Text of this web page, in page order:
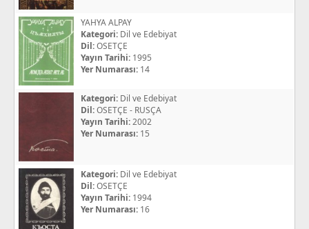
YAHYA ALPAY
Kategori: Dil ve Edebiyat
Dil:OSETÇE
Yayın Tarihi: 1995
Yer Numarası: 14
Kategori: Dil ve Edebiyat
Dil:OSETÇE - RUSÇA
Yayın Tarihi:2002
Yer Numarası: 15
Kategori: Dil ve Edebiyat
Dil:OSETÇE
Yayın Tarihi: 1994
Yer Numarası: 16